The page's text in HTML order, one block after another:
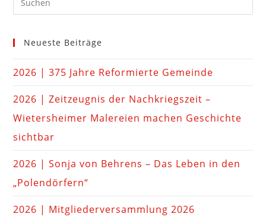
Neueste Beiträge
2026 | 375 Jahre Reformierte Gemeinde
2026 | Zeitzeugnis der Nachkriegszeit –
Wietersheimer Malereien machen Geschichte
sichtbar
2026 | Sonja von Behrens – Das Leben in den
„Polendörfern“
2026 | Mitgliederversammlung 2026